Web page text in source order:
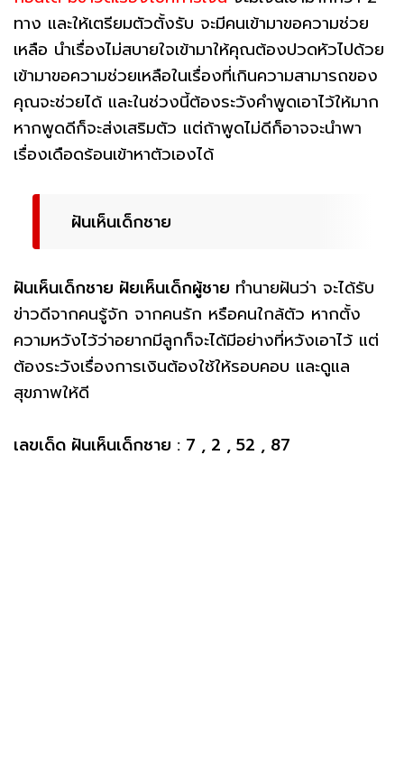
ทาง และให้เตรียมตัวตั้งรับ จะมีคนเข้ามาขอความช่วย
เหลือ นำเรื่องไม่สบายใจเข้ามาให้คุณต้องปวดหัวไปด้วย
เข้ามาขอความช่วยเหลือในเรื่องที่เกินความสามารถของ
คุณจะช่วยได้ และในช่วงนี้ต้องระวังคำพูดเอาไว้ให้มาก
หากพูดดีก็จะส่งเสริมตัว แต่ถ้าพูดไม่ดีก็อาจจะนำพา
เรื่องเดือดร้อนเข้าหาตัวเองได้
ฝันเห็นเด็กชาย
ฝันเห็นเด็กชาย ฝัยเห็นเด็กผู้ชาย ทำนายฝันว่า จะได้รับ
ข่าวดีจากคนรู้จัก จากคนรัก หรือคนใกล้ตัว หากตั้ง
ความหวังไว้ว่าอยากมีลูกก็จะได้มีอย่างที่หวังเอาไว้ แต่
ต้องระวังเรื่องการเงินต้องใช้ให้รอบคอบ และดูแล
สุขภาพให้ดี
เลขเด็ด ฝันเห็นเด็กชาย : 7 , 2 , 52 , 87